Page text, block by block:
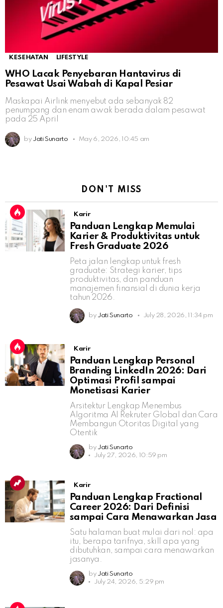
KESEHATAN LIFESTYLE
WHO Lacak Penyebaran Hantavirus di
Pesawat Usai Wabah di Kapal Pesiar
Maskapai Airlink menyebut ada sebanyak 82
penumpang dan enam awak berada dalam pesawat
pada 25 April
by Jati Sunarto May 6, 2026, 10:45 am
DON'T MISS
Karir
Panduan Lengkap Memulai
Karier & Produktivitas untuk
Fresh Graduate 2026
Peta jalan lengkap untuk fresh
graduate: Strategi karier, tips
produktivitas, dan panduan
manajemen finansial di dunia kerja
tahun 2026.
by Jati Sunarto July 28, 2026, 11:34 pm
Karir
Panduan Lengkap Personal
Branding LinkedIn 2026: Dari
Optimasi Profil sampai
Monetisasi Karier
Arsitektur Lengkap Menembus
Algoritma AI Rekruter Global dan Cara
Membangun Otoritas Digital yang
Otentik
by Jati Sunarto
July 27, 2026, 10:59 pm
Karir
Panduan Lengkap Fractional
Career 2026: Dari Definisi
sampai Cara Menawarkan Jasa
Satu halaman buat mulai dari nol: apa
itu, berapa tarifnya, skill apa yang
dibutuhkan, sampai cara menawarkan
jasanya.
by Jati Sunarto
July 24, 2026, 5:29 pm